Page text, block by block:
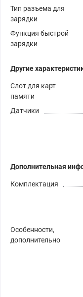
Тип разъема для
зарядки
Функция быстрой
зарядки
Другие
Слот для карт
памяти
Датчики
Дополнительная
Комплектация
Особенности,
дополнительно